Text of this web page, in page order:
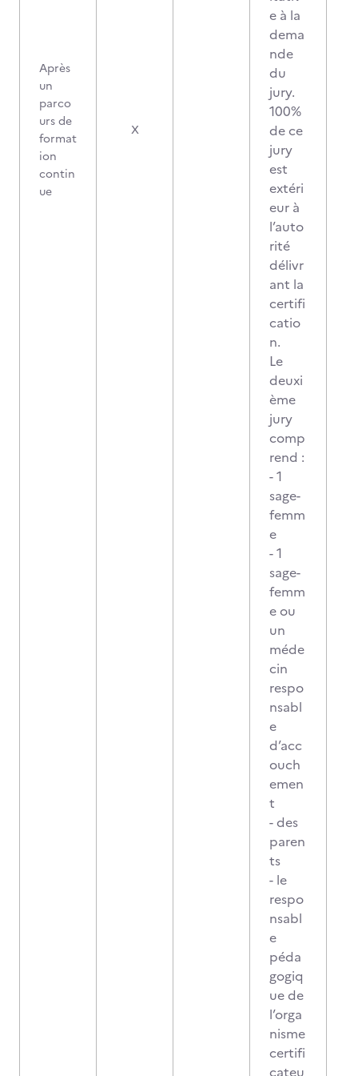
Après
un
parco
urs de
format
ion
contin
ue
X
e à la
dema
nde
du
jury.
100%
de ce
jury
est
extéri
eur à
l’auto
rité
délivr
ant la
certifi
catio
n.
Le
deuxi
ème
jury
comp
rend :
- 1
sage-
femm
e
- 1
sage-
femm
e ou
un
méde
cin
respo
nsabl
e
d’acc
ouch
emen
t
- des
paren
ts
- le
respo
nsabl
e
péda
gogiq
ue de
l’orga
nisme
certifi
cateu